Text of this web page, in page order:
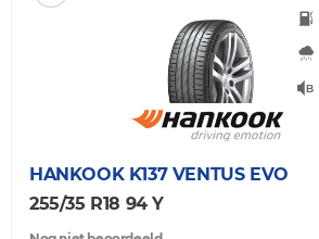
HANKOOK K137 VENTUS EVO
255/35 R18 94 Y